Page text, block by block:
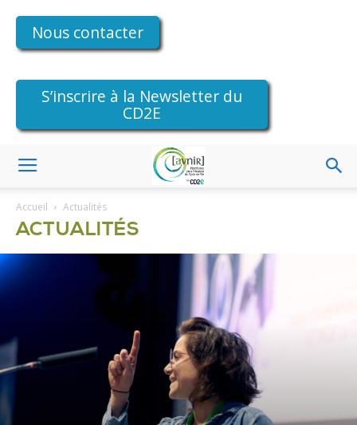
Nous contacter
S’inscrire à la Newsletter du
CD2E
Accueil Actualités
ACTUALITÉS